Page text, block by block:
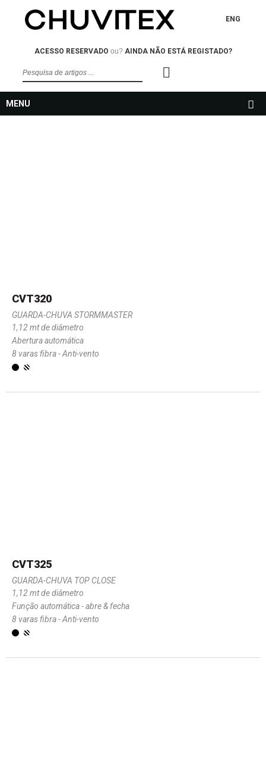
ENG
ACESSO RESERVADO ou? AINDA NÃO ESTÁ REGISTADO?
MENU
CVT320
GUARDA-CHUVA STORMMASTER
1,12 mt de diâmetro
Abertura automática
8 varas fibra - Anti-vento
CVT325
GUARDA-CHUVA TOP CLOSE
1,12 mt de diâmetro
Função automática - abre & fecha
8 varas fibra - Anti-vento